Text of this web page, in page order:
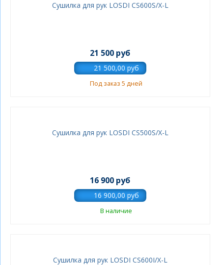
Сушилка для рук LOSDI CS600S/X-L
21 500 руб
Под заказ 5 дней
Сушилка для рук LOSDI CS500S/X-L
16 900 руб
В наличие
Сушилка для рук LOSDI CS600I/X-L